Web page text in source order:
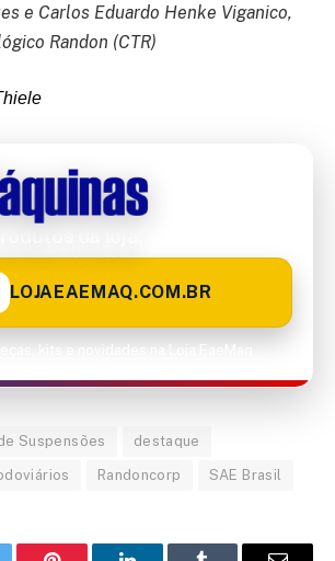
e Carlos Eduardo Henke Viganico,
Randon (CTR)
LOJAEAEMAQ.COM.BR
Suspensões destaque
Randoncorp SAE Brasil